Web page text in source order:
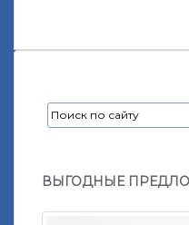
ВЫГОДНЫЕ